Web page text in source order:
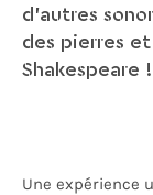
d’autres
des pierres
Shakespeare !
Une expérience